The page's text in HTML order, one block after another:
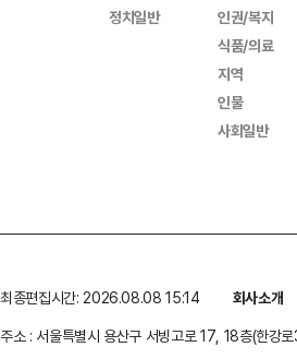
정치일반
인권/복지
식품/의료
지역
인물
사회일반
최종편집시간: 2026.08.08 15:14 회사소개
주소 : 서울특별시 용산구 서빙고로 17, 18층(한강